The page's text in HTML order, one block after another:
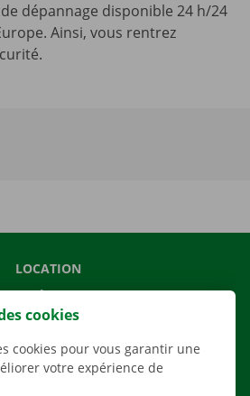
dépannage disponible 24 h/24
Ainsi, vous rentrez
LOCATION
VÉHICULES
NOS SERVICES
AGENCES
cookies
cookies pour vous garantir une
votre expérience de